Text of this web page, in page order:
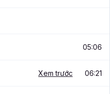
05:06
Xem trước 06:21